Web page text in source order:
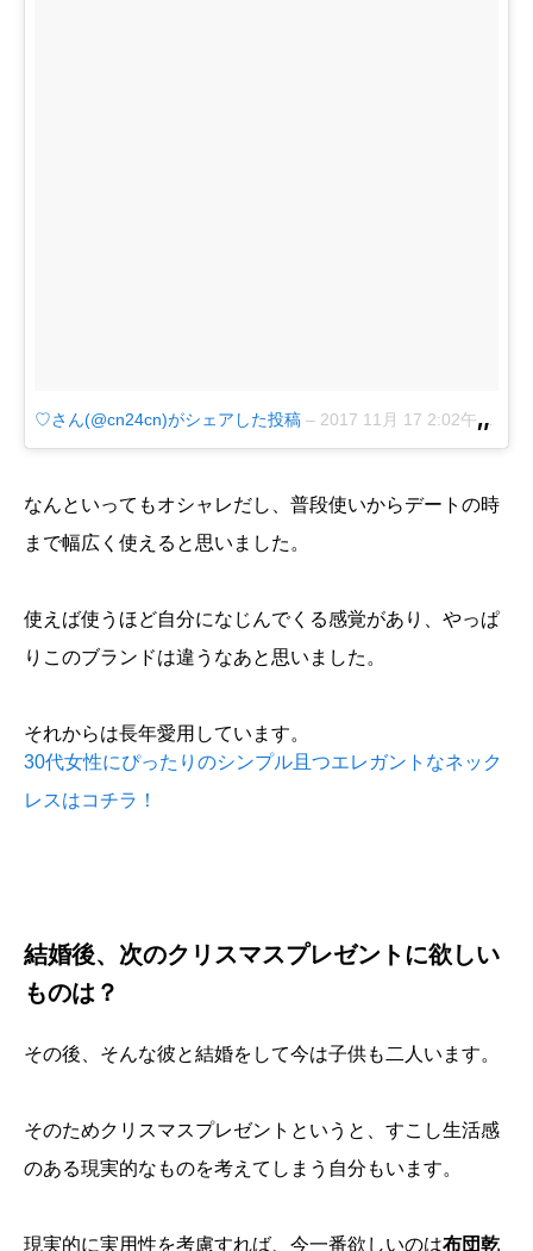
♡さん(@cn24cn)がシェアした投稿 – 2017 11月 17 2:02午前 PST
なんといってもオシャレだし、普段使いからデートの時
まで幅広く使えると思いました。
使えば使うほど自分になじんでくる感覚があり、やっぱ
りこのブランドは違うなあと思いました。
それからは長年愛用しています。
30代女性にぴったりのシンプル且つエレガントなネック
レスはコチラ！
結婚後、次のクリスマスプレゼントに欲しい
ものは？
その後、そんな彼と結婚をして今は子供も二人います。
そのためクリスマスプレゼントというと、すこし生活感
のある現実的なものを考えてしまう自分もいます。
現実的に実用性を考慮すれば、今一番欲しいのは布団乾